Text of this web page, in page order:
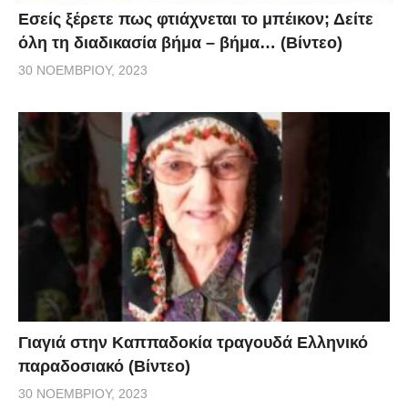
Εσείς ξέρετε πως φτιάχνεται το μπέικον; Δείτε
όλη τη διαδικασία βήμα – βήμα… (Βίντεο)
30 ΝΟΕΜΒΡΊΟΥ, 2023
Γιαγιά στην Καππαδοκία τραγουδά Ελληνικό
παραδοσιακό (Βίντεο)
30 ΝΟΕΜΒΡΊΟΥ, 2023